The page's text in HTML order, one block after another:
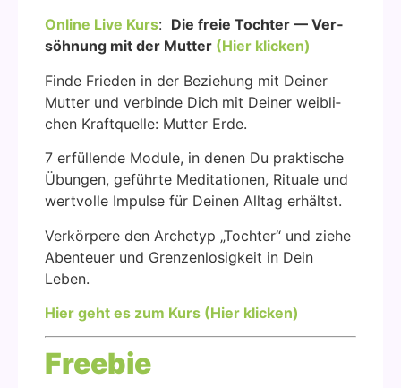
Online Live Kurs: Die freie Toch­ter — Ver­
söh­nung mit der Mut­ter (Hier kli­cken)
Fin­de Frie­den in der Bezie­hung mit Dei­ner
Mut­ter und ver­bin­de Dich mit Dei­ner weib­li­
chen Kraft­quel­le: Mut­ter Erde.
7 erfül­len­de Modu­le, in denen Du prak­ti­sche
Übun­gen, geführ­te Medi­ta­tio­nen, Ritua­le und
wert­vol­le Impul­se für Dei­nen All­tag erhältst.
Ver­kör­pe­re den Arche­typ „Toch­ter“ und zie­he
Aben­teu­er und Gren­zen­lo­sig­keit in Dein
Leben.
Hier geht es zum Kurs (Hier kli­cken)
Free­bie